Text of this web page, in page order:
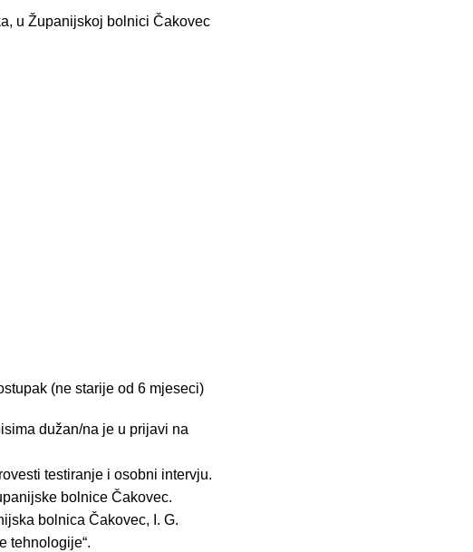
u Županijskoj bolnici Čakovec
(ne starije od 6 mjeseci)
dužan/na je u prijavi na
testiranje i osobni intervju.
bolnice Čakovec.
bolnica Čakovec, I. G.
tehnologije“.